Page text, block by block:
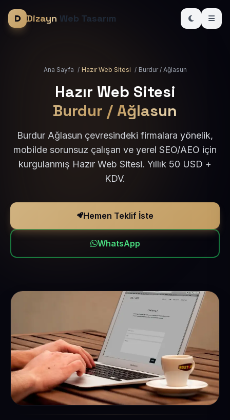
Dizayn Web Tasarım
Ana Sayfa / Hazır Web Sitesi / Burdur / Ağlasun
Hazır Web Sitesi
Burdur / Ağlasun
Burdur Ağlasun çevresindeki firmalara yönelik,
mobilde sorunsuz çalışan ve yerel SEO/AEO için
kurgulanmış Hazır Web Sitesi. Yıllık 50 USD +
KDV.
Hemen Teklif İste
WhatsApp